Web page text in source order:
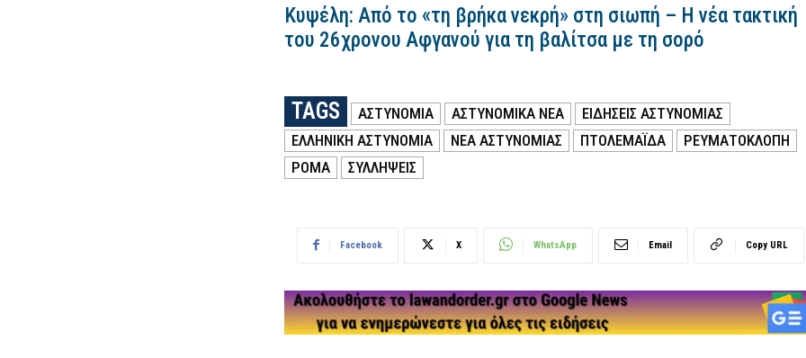
Κυψέλη: Από το «τη βρήκα νεκρή» στη σιωπή – Η νέα τακτική
του 26χρονου Αφγανού για τη βαλίτσα με τη σορό
TAGS ΑΣΤΥΝΟΜΙΑ ΑΣΤΥΝΟΜΙΚΑ ΝΕΑ
ΕΙΔΗΣΕΙΣ ΑΣΤΥΝΟΜΙΑΣ
ΕΛΛΗΝΙΚΗ ΑΣΤΥΝΟΜΙΑ
ΝΕΑ ΑΣΤΥΝΟΜΙΑΣ ΠΤΟΛΕΜΑΪΔΑ
ΡΕΥΜΑΤΟΚΛΟΠΉ
ΡΟΜΑ
ΣΥΛΛΗΨΕΙΣ
Facebook X WhatsApp Email Copy URL